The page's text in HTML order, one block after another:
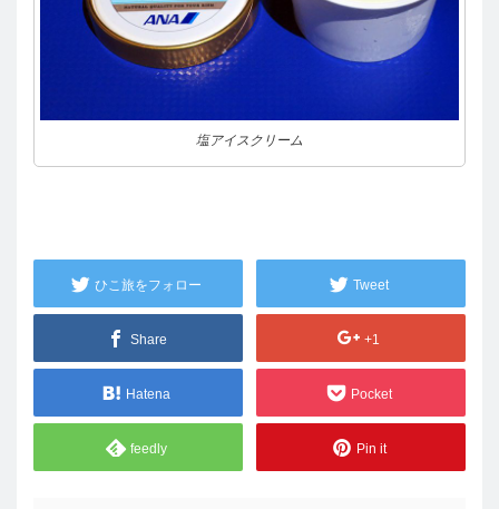
塩アイスクリーム
ひこ旅をフォロー Tweet
Share +1
Hatena Pocket
feedly Pin it